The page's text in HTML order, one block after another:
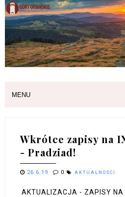
Wkrótce zapisy na
- Pradziad!
26.6.19 0 AKTUALNOŚCI
AKTUALIZACJA - ZAPISY NA